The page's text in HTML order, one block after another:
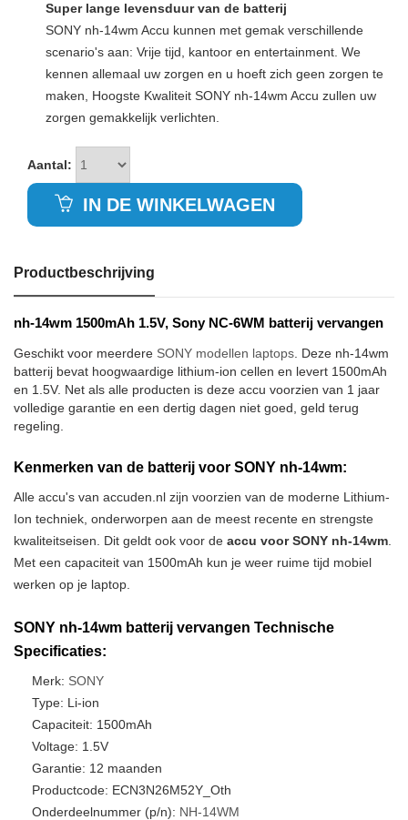
Super lange levensduur van de batterij
SONY nh-14wm Accu kunnen met gemak verschillende
scenario's aan: Vrije tijd, kantoor en entertainment. We
kennen allemaal uw zorgen en u hoeft zich geen zorgen te
maken, Hoogste Kwaliteit SONY nh-14wm Accu zullen uw
zorgen gemakkelijk verlichten.
Aantal:
IN DE WINKELWAGEN
Productbeschrijving
nh-14wm 1500mAh 1.5V, Sony NC-6WM batterij vervangen
Geschikt voor meerdere SONY modellen laptops . Deze nh-14wm
batterij bevat hoogwaardige lithium-ion cellen en levert 1500mAh
en 1.5V. Net als alle producten is deze accu voorzien van 1 jaar
volledige garantie en een dertig dagen niet goed, geld terug
regeling.
Kenmerken van de batterij voor SONY nh-14wm:
Alle accu's van accuden.nl zijn voorzien van de moderne Lithium-
Ion techniek, onderworpen aan de meest recente en strengste
kwaliteitseisen. Dit geldt ook voor de accu voor SONY nh-14wm
Met een capaciteit van 1500mAh kun je weer ruime tijd mobiel
werken op je laptop.
SONY nh-14wm batterij vervangen Technische
Specificaties:
Merk: SONY
Type: Li-ion
Capaciteit: 1500mAh
Voltage: 1.5V
Garantie: 12 maanden
Productcode: ECN3N26M52Y_Oth
Onderdeelnummer (p/n): NH-14WM